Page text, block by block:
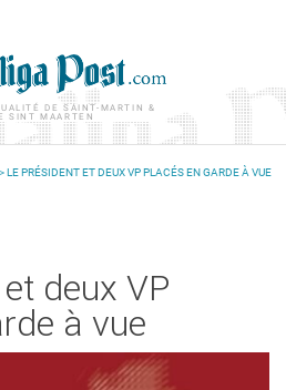
DE SAINT-MARTIN &
SINT MAARTEN
LE PRÉSIDENT ET DEUX VP PLACÉS EN GARDE À VUE
deux VP
à vue